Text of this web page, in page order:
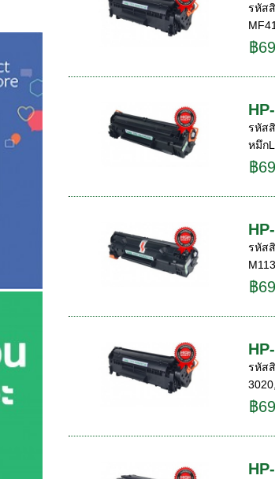
รหัส
฿
รหัส
หมึก
฿
รหัส
฿
รหัส
฿